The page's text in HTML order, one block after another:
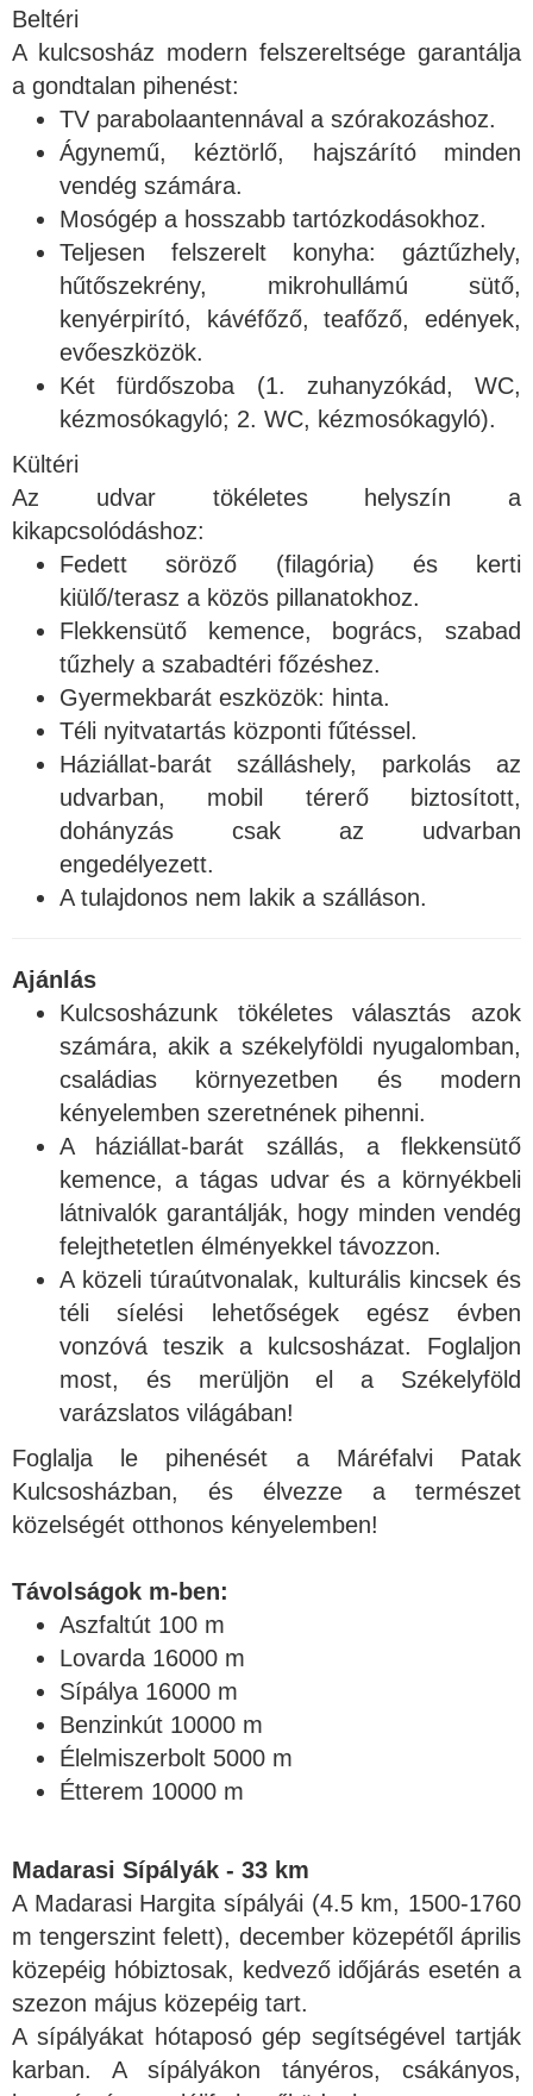
Beltéri
A kulcsosház modern felszereltsége garantálja
a gondtalan pihenést:
TV parabolaantennával a szórakozáshoz.
Ágynemű, kéztörlő, hajszárító minden
vendég számára.
Mosógép a hosszabb tartózkodásokhoz.
Teljesen felszerelt konyha: gáztűzhely,
hűtőszekrény, mikrohullámú sütő,
kenyérpirító, kávéfőző, teafőző, edények,
evőeszközök.
Két fürdőszoba (1. zuhanyzókád, WC,
kézmosókagyló; 2. WC, kézmosókagyló).
Kültéri
Az udvar tökéletes helyszín a
kikapcsolódáshoz:
Fedett söröző (filagória) és kerti
kiülő/terasz a közös pillanatokhoz.
Flekkensütő kemence, bogrács, szabad
tűzhely a szabadtéri főzéshez.
Gyermekbarát eszközök: hinta.
Téli nyitvatartás központi fűtéssel.
Háziállat-barát szálláshely, parkolás az
udvarban, mobil térerő biztosított,
dohányzás csak az udvarban
engedélyezett.
A tulajdonos nem lakik a szálláson.
Ajánlás
Kulcsosházunk tökéletes választás azok
számára, akik a székelyföldi nyugalomban,
családias környezetben és modern
kényelemben szeretnének pihenni.
A háziállat-barát szállás, a flekkensütő
kemence, a tágas udvar és a környékbeli
látnivalók garantálják, hogy minden vendég
felejthetetlen élményekkel távozzon.
A közeli túraútvonalak, kulturális kincsek és
téli síelési lehetőségek egész évben
vonzóvá teszik a kulcsosházat. Foglaljon
most, és merüljön el a Székelyföld
varázslatos világában!
Foglalja le pihenését a Máréfalvi Patak
Kulcsosházban, és élvezze a természet
közelségét otthonos kényelemben!
Távolságok m-ben:
Aszfaltút 100 m
Lovarda 16000 m
Sípálya 16000 m
Benzinkút 10000 m
Élelmiszerbolt 5000 m
Étterem 10000 m
Madarasi Sípályák - 33 km
A Madarasi Hargita sípályái (4.5 km, 1500-1760
m tengerszint felett), december közepétől április
közepéig hóbiztosak, kedvező időjárás esetén a
szezon május közepéig tart.
A sípályákat hótaposó gép segítségével tartják
karban. A sípályákon tányéros, csákányos,